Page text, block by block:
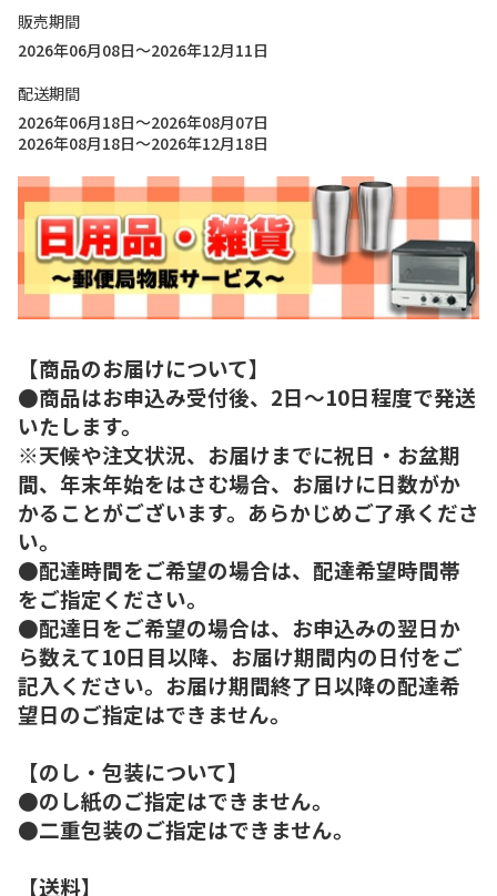
販売期間
2026年06月08日～2026年12月11日
配送期間
2026年06月18日～2026年08月07日
2026年08月18日～2026年12月18日
【商品のお届けについて】
●商品はお申込み受付後、2日～10日程度で発送
いたします。
※天候や注文状況、お届けまでに祝日・お盆期
間、年末年始をはさむ場合、お届けに日数がか
かることがございます。あらかじめご了承くださ
い。
●配達時間をご希望の場合は、配達希望時間帯
をご指定ください。
●配達日をご希望の場合は、お申込みの翌日か
ら数えて10日目以降、お届け期間内の日付をご
記入ください。お届け期間終了日以降の配達希
望日のご指定はできません。
【のし・包装について】
●のし紙のご指定はできません。
●二重包装のご指定はできません。
【送料】